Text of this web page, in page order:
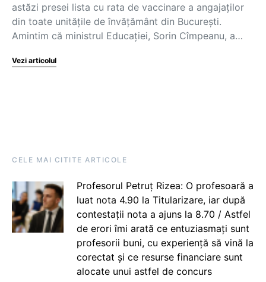
astăzi presei lista cu rata de vaccinare a angajaților
din toate unitățile de învățământ din București.
Amintim că ministrul Educației, Sorin Cîmpeanu, a…
Vezi articolul
CELE MAI CITITE ARTICOLE
Profesorul Petruț Rizea: O profesoară a
luat nota 4.90 la Titularizare, iar după
contestații nota a ajuns la 8.70 / Astfel
de erori îmi arată ce entuziasmați sunt
profesorii buni, cu experiență să vină la
corectat și ce resurse financiare sunt
alocate unui astfel de concurs